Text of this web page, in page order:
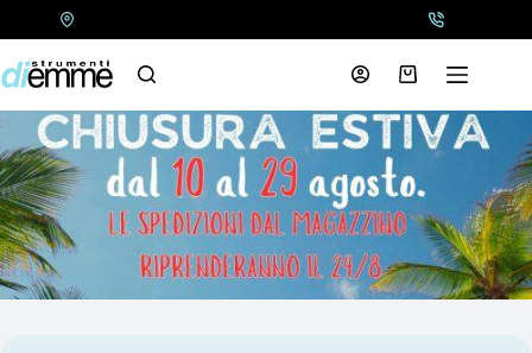
Carrello